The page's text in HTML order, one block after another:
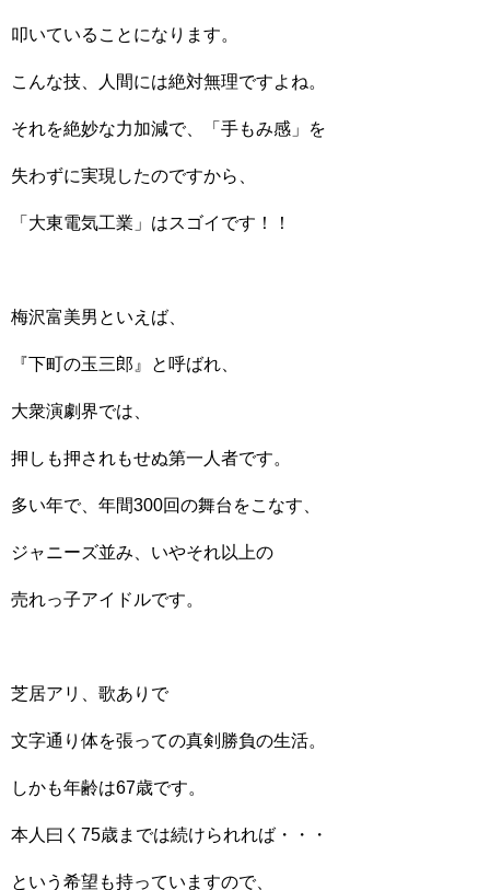
叩いていることになります。
こんな技、人間には絶対無理ですよね。
それを絶妙な力加減で、「手もみ感」を
失わずに実現したのですから、
「大東電気工業」はスゴイです！！
梅沢富美男といえば、
『下町の玉三郎』と呼ばれ、
大衆演劇界では、
押しも押されもせぬ第一人者です。
多い年で、年間300回の舞台をこなす、
ジャニーズ並み、いやそれ以上の
売れっ子アイドルです。
芝居アリ、歌ありで
文字通り体を張っての真剣勝負の生活。
しかも年齢は67歳です。
本人曰く75歳までは続けられれば・・・
という希望も持っていますので、